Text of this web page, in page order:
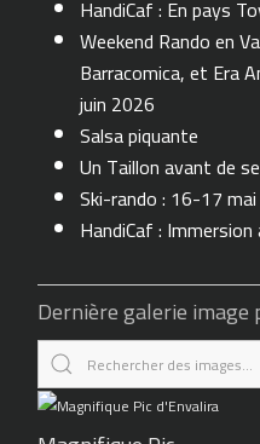
HandiCaf : En pays
Weekend Rando en
Barracomica, et Era
juin 2026
Salsa piquante
Un Taillon avant de
Ski-rando : 16-17 mai
HandiCaf :
Dernière galerie image